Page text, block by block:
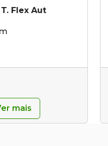
Flex Aut
mais